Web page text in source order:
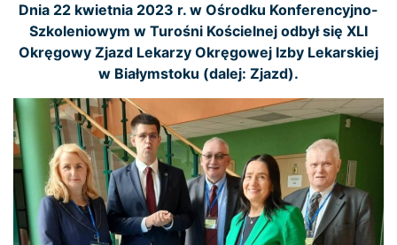
Dnia 22 kwietnia 2023 r. w Ośrodku Konferencyjno-
Szkoleniowym w Turośni Kościelnej odbył się XLI
Okręgowy Zjazd Lekarzy Okręgowej Izby Lekarskiej
w Białymstoku (dalej: Zjazd).